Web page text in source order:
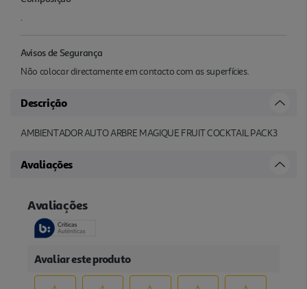
.
Avisos de Segurança
Não colocar directamente em contacto com as superfícies.
Descrição
AMBIENTADOR AUTO ARBRE MAGIQUE FRUIT COCKTAIL PACK3
Avaliações